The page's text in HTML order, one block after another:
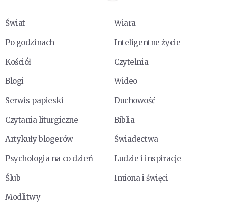
Świat
Wiara
Po godzinach
Inteligentne życie
Kościół
Czytelnia
Blogi
Wideo
Serwis papieski
Duchowość
Czytania liturgiczne
Biblia
Artykuły blogerów
Świadectwa
Psychologia na co dzień
Ludzie i inspiracje
Ślub
Imiona i święci
Modlitwy